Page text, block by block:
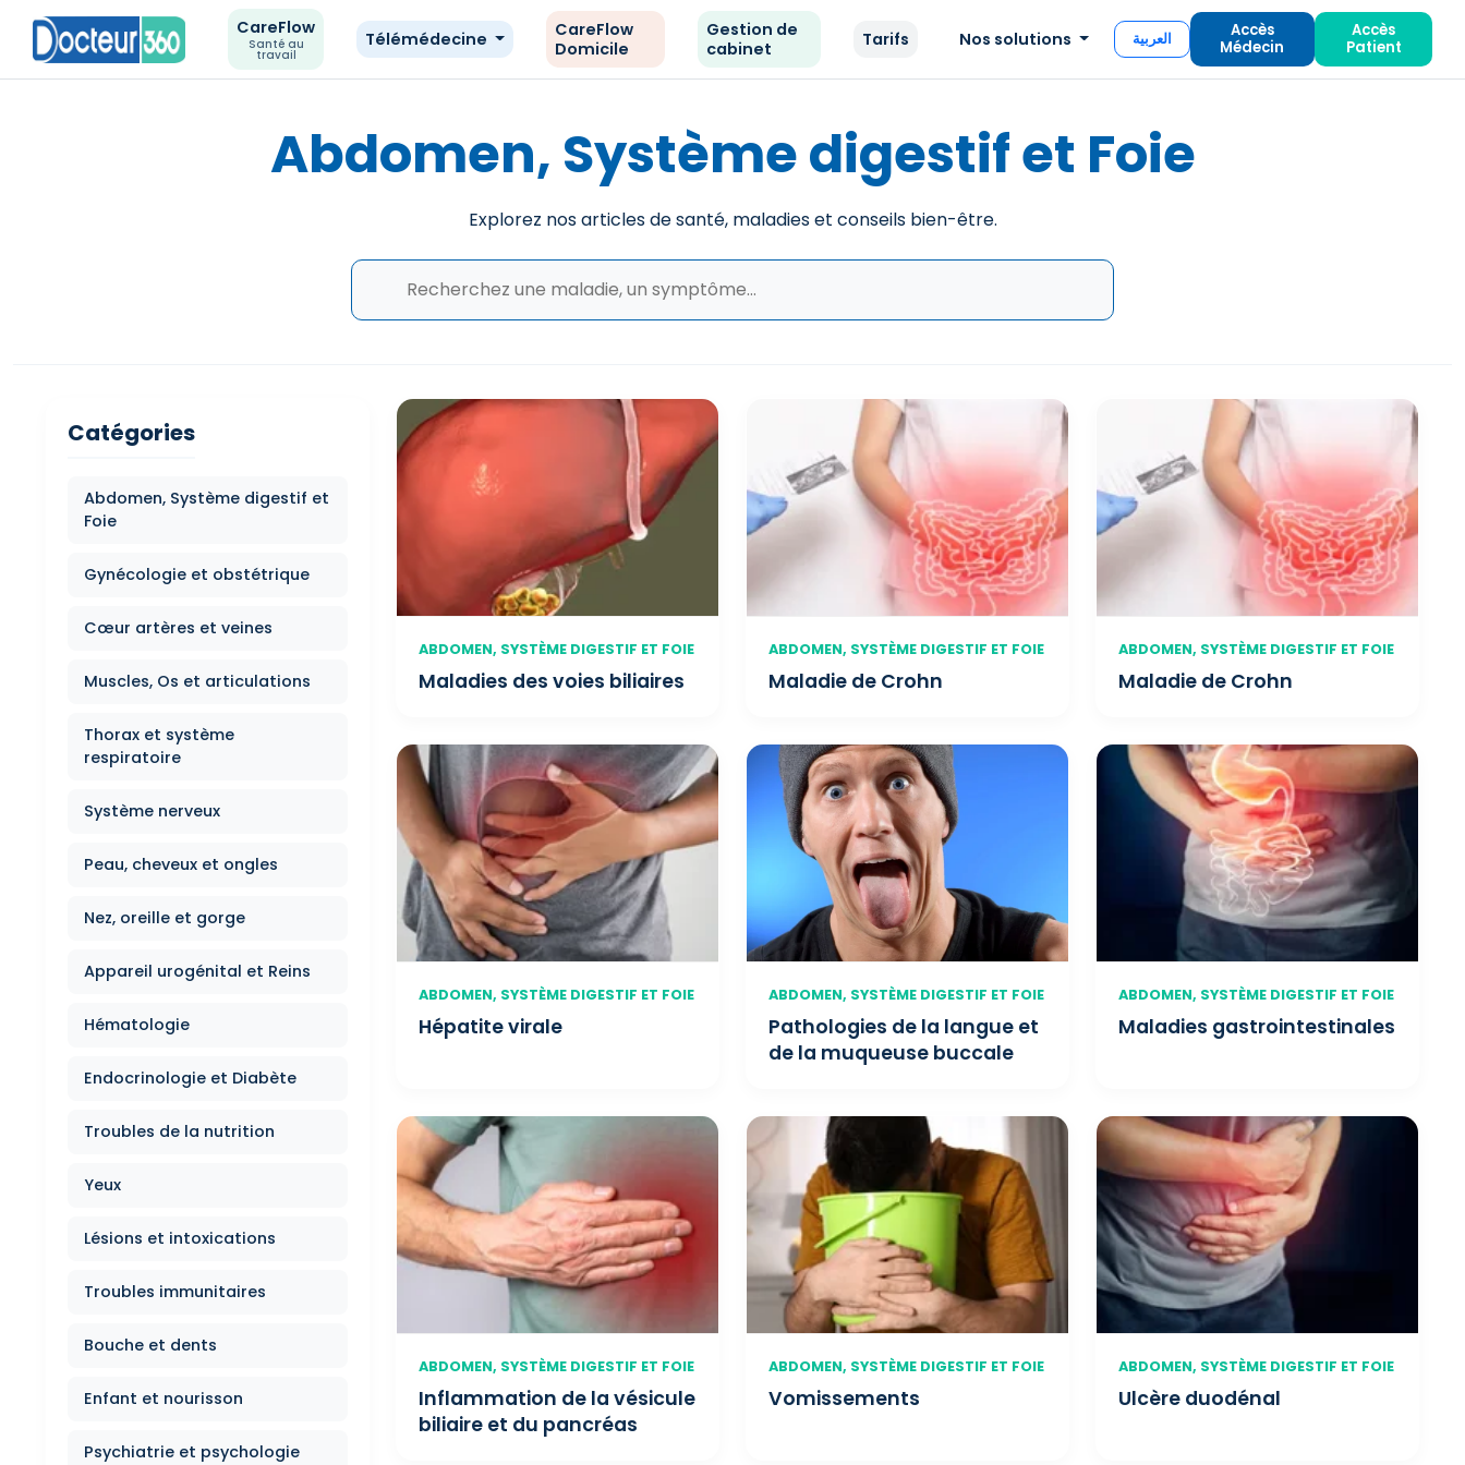
CareFlow
Santé au
travail
Télémédecine
CareFlow
Domicile
Gestion de
cabinet
Tarifs Nos solutions العربية
Accès
Médecin
Accès
Patient
Abdomen, Système digestif et Foie
Explorez nos articles de santé, maladies et conseils bien-être.
Catégories
Abdomen, Système digestif et
Foie
Gynécologie et obstétrique
Cœur artères et veines
Muscles, Os et articulations
Thorax et système
respiratoire
Système nerveux
Peau, cheveux et ongles
Nez, oreille et gorge
Appareil urogénital et Reins
Hématologie
Endocrinologie et Diabète
Troubles de la nutrition
Yeux
Lésions et intoxications
Troubles immunitaires
Bouche et dents
Enfant et nourisson
Psychiatrie et psychologie
ABDOMEN, SYSTÈME DIGESTIF ET FOIE
Maladies des voies biliaires
ABDOMEN, SYSTÈME DIGESTIF ET FOIE
Maladie de Crohn
ABDOMEN, SYSTÈME DIGESTIF ET FOIE
Maladie de Crohn
ABDOMEN, SYSTÈME DIGESTIF ET FOIE
Hépatite virale
ABDOMEN, SYSTÈME DIGESTIF ET FOIE
Pathologies de la langue et
de la muqueuse buccale
ABDOMEN, SYSTÈME DIGESTIF ET FOIE
Maladies gastrointestinales
ABDOMEN, SYSTÈME DIGESTIF ET FOIE
Inflammation de la vésicule
biliaire et du pancréas
ABDOMEN, SYSTÈME DIGESTIF ET FOIE
Vomissements
ABDOMEN, SYSTÈME DIGESTIF ET FOIE
Ulcère duodénal